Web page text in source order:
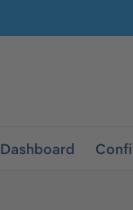
Ga naar
Dashboard